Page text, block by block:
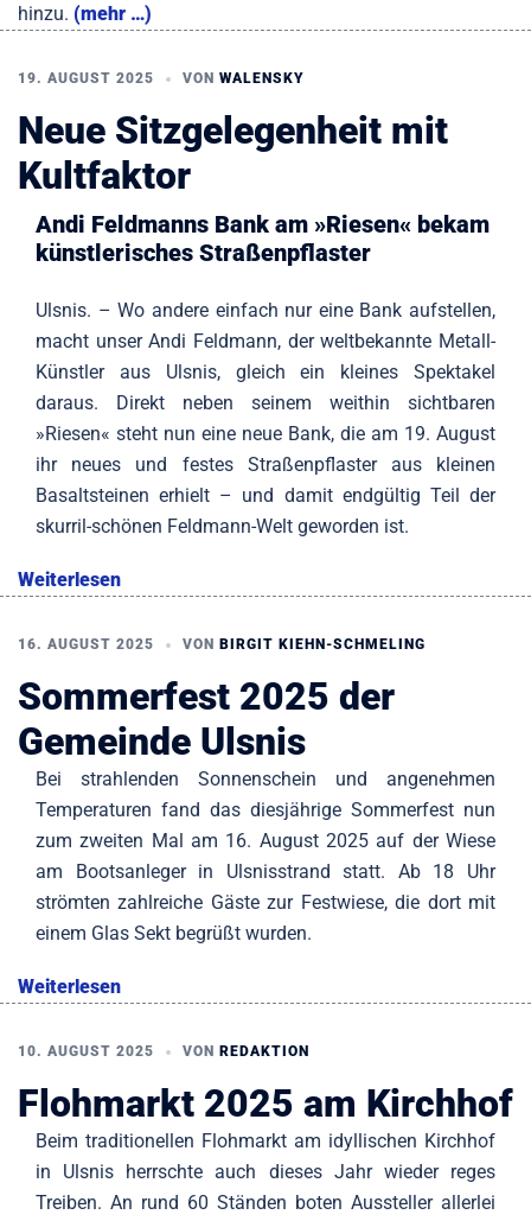
hinzu. (mehr …)
19. AUGUST 2025 VON WALENSKY
Neue Sitzgelegenheit mit
Kultfaktor
Andi Feldmanns Bank am »Riesen« bekam
künstlerisches Straßenpflaster
Ulsnis. – Wo andere einfach nur eine Bank aufstellen,
macht unser Andi Feldmann, der weltbekannte Metall-
Künstler aus Ulsnis, gleich ein kleines Spektakel
daraus. Direkt neben seinem weithin sichtbaren
»Riesen« steht nun eine neue Bank, die am 19. August
ihr neues und festes Straßenpflaster aus kleinen
Basaltsteinen erhielt – und damit endgültig Teil der
skurril-schönen Feldmann-Welt geworden ist.
Weiterlesen
16. AUGUST 2025 VON BIRGIT KIEHN-SCHMELING
Sommerfest 2025 der
Gemeinde Ulsnis
Bei strahlenden Sonnenschein und angenehmen
Temperaturen fand das diesjährige Sommerfest nun
zum zweiten Mal am 16. August 2025 auf der Wiese
am Bootsanleger in Ulsnisstrand statt. Ab 18 Uhr
strömten zahlreiche Gäste zur Festwiese, die dort mit
einem Glas Sekt begrüßt wurden.
Weiterlesen
10. AUGUST 2025 VON REDAKTION
Flohmarkt 2025 am Kirchhof
Beim traditionellen Flohmarkt am idyllischen Kirchhof
in Ulsnis herrschte auch dieses Jahr wieder reges
Treiben. An rund 60 Ständen boten Aussteller allerlei